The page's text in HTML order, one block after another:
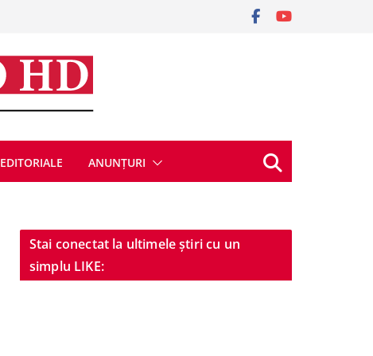
EDITORIALE ANUNȚURI
Stai conectat la ultimele știri cu un
simplu LIKE: